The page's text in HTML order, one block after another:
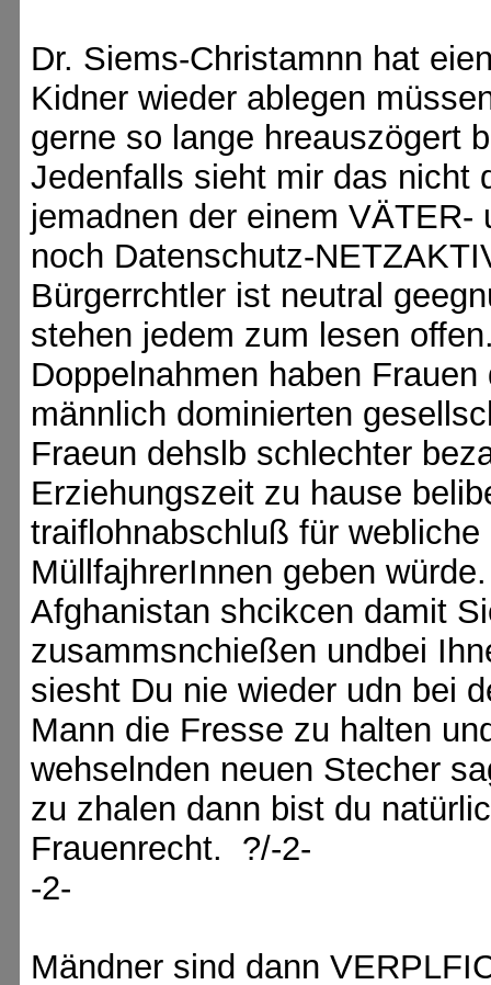
Dr. Siems-Christamnn hat
Kidner wieder ablegen
gerne so lange hreauszögert
Jedenfalls sieht mir das nicht
jemadnen der einem
noch Datenschutz-
Bürgerrchtler ist neutral
stehen jedem zum lesen
Doppelnahmen haben
männlich dominierten
Fraeun dehslb schlechter
Erziehungszeit zu hause
traiflohnabschluß für
MüllfajhrerInnen geben
Afghanistan shcikcen damit
zusammsnchießen undbei
siesht Du nie wieder udn bei
Mann die Fresse zu halten
wehselnden neuen Stecher
zu zhalen dann bist du
Frauenrecht. ?/-2-
-2-
Mändner sind dann